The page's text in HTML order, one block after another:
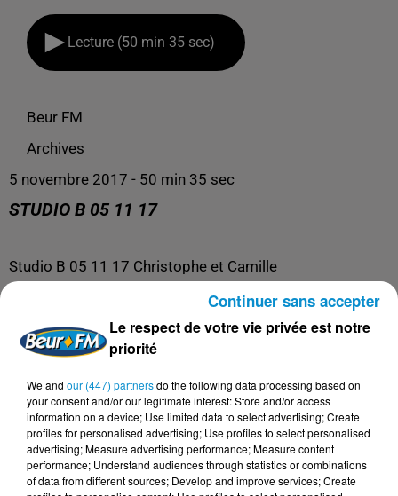
Lecture (50 min 35 sec)
Beur FM
Archives
5 novembre 2017 - 50 min 35 sec
STUDIO B 05 11 17
Studio B 05 11 17 Christophe et Camille
reçoivent Rachid Hami réalisateur du film
ainsi que les acteurs Renely Alfred et Youssouf Gueye
Le respect de votre vie privée est notre
priorité
We and our (447) partnersdo the following data processing based on
your consent and/or our legitimate interest: Store and/or access
information on a device; Use limited data to select advertising; Create
profiles for personalised advertising; Use profiles to select personalised
advertising; Measure advertising performance; Measure content
performance; Understand audiences through statistics or combinations
of data from different sources; Develop and improve services; Create
Continuer sans accepter